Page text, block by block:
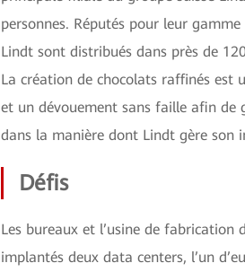
personnes. Réputés pour leur
Lindt sont distribués dans près de
La création de chocolats raffinés est
et un dévouement sans faille afin de
dans la manière dont Lindt gère son
Défis
Les bureaux et l’usine de
implantés deux data centers, l’un